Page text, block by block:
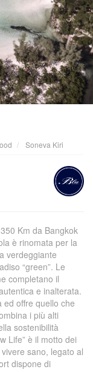
Soneva Kiri
Km da Bangkok
è rinomata per la
verdeggiante
“green”. Le
completano il
e inalterata.
ed offre quello che
i più alti
sostenibilità
Life” è il motto dei
sano, legato al
dispone di